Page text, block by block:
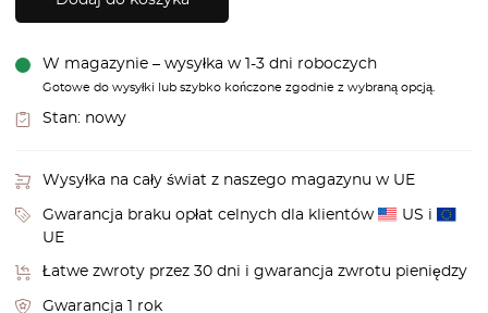
W magazynie – wysyłka w 1-3 dni roboczych
Gotowe do wysyłki lub szybko kończone zgodnie z wybraną opcją.
Stan: nowy
Wysyłka na cały świat z naszego magazynu w UE
Gwarancja braku opłat celnych dla klientów
US i
UE
Łatwe zwroty przez 30 dni i gwarancja zwrotu pieniędzy
Gwarancja 1 rok